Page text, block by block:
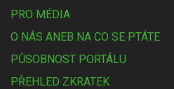
PRO MÉDIA
O NÁS ANEB NA CO SE PTÁTE
PŮSOBNOST PORTÁLU
PŘEHLED ZKRATEK